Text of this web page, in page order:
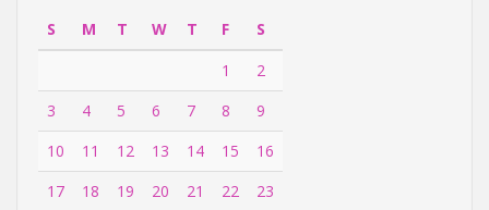
S
M T W T F
S
1
2
3
4 5 6 7 8
9
10
11 12 13 14 15
16
17
18 19 20 21 22
23